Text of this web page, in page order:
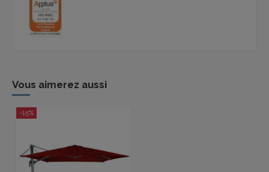
Vous aimerez aussi
-15%